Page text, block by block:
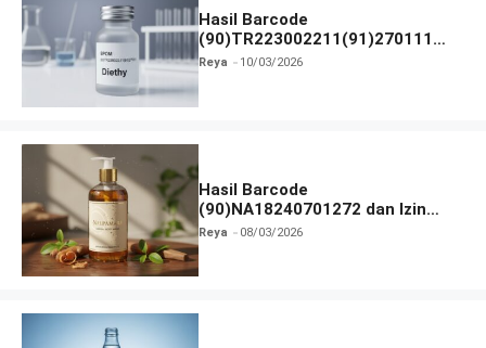
Hasil Barcode
(90)TR223002211(91)270111
dan Izin BPOM
Reya 10/03/2026
Hasil Barcode
(90)NA18240701272 dan Izin
BPOM
Reya 08/03/2026